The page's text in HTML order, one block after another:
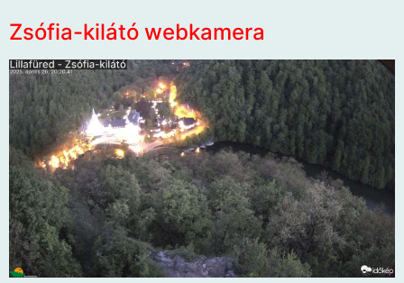
Zsófia-kilátó webkamera